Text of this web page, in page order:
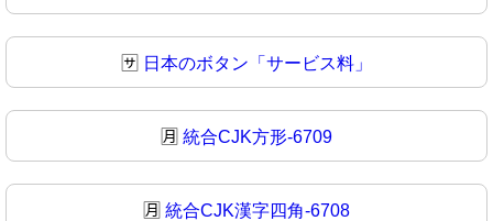
🈂 日本のボタン「サービス料」
🈷️ 統合CJK方形-6709
🈷 統合CJK漢字四角-6708